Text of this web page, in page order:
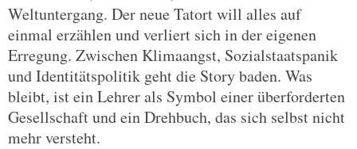
Weltuntergang. Der neue Tatort will alles auf
einmal erzählen und verliert sich in der eigenen
Erregung. Zwischen Klimaangst, Sozialstaatspanik
und Identitätspolitik geht die Story baden. Was
bleibt, ist ein Lehrer als Symbol einer überforderten
Gesellschaft und ein Drehbuch, das sich selbst nicht
mehr versteht.